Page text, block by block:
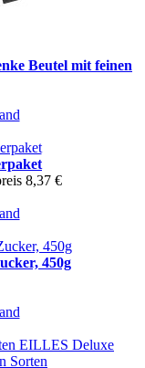
Beutel mit feinen
8,37 €
450g